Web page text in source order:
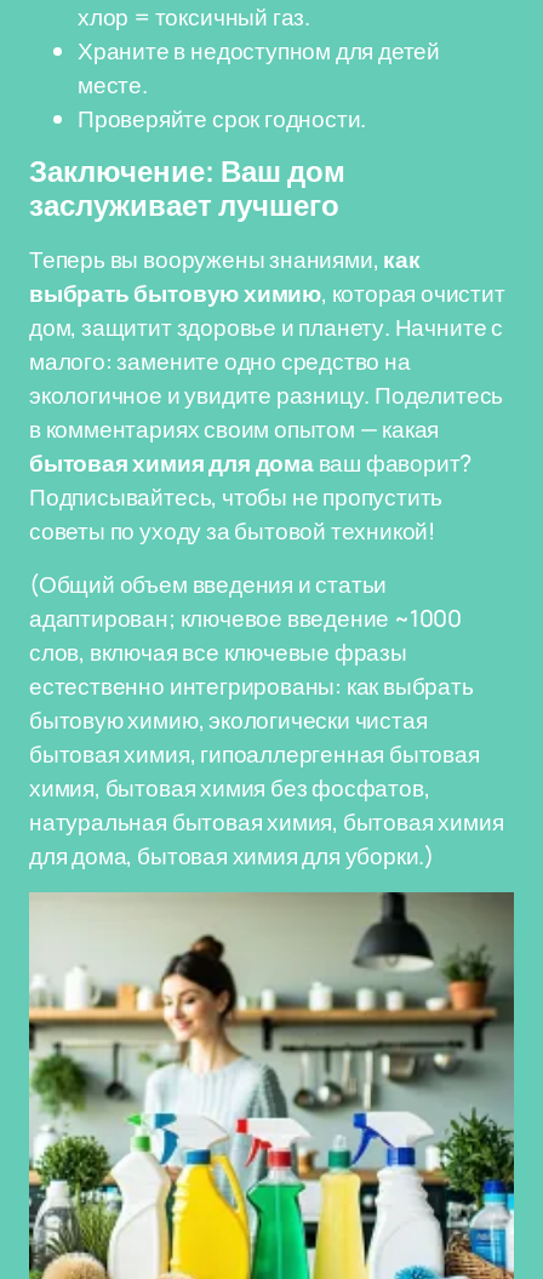
хлор = токсичный газ.
Храните в недоступном для детей
месте.
Проверяйте срок годности.
Заключение: Ваш дом
заслуживает лучшего
Теперь вы вооружены знаниями, как
выбрать бытовую химию, которая очистит
дом, защитит здоровье и планету. Начните с
малого: замените одно средство на
экологичное и увидите разницу. Поделитесь
в комментариях своим опытом — какая
бытовая химия для домаваш фаворит?
Подписывайтесь, чтобы не пропустить
советы по уходу за бытовой техникой!
(Общий объем введения и статьи
адаптирован; ключевое введение ~1000
слов, включая все ключевые фразы
естественно интегрированы: как выбрать
бытовую химию, экологически чистая
бытовая химия, гипоаллергенная бытовая
химия, бытовая химия без фосфатов,
натуральная бытовая химия, бытовая химия
для дома, бытовая химия для уборки.)